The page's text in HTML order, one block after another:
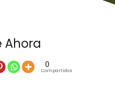
Ahora
0
Compartidos